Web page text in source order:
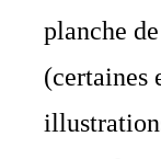
planche
(certaines